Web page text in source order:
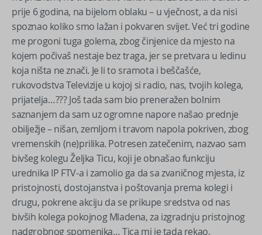
prije 6 godina, na bijelom oblaku – u vječnost, a da nisi
spoznao koliko smo lažan i pokvaren svijet. Već tri godine
me progoni tuga golema, zbog činjenice da mjesto na
kojem počivaš nestaje bez traga, jer se pretvara u ledinu
koja ništa ne znači. Je li to sramota i beščašće,
rukovodstva Televizije u kojoj si radio, nas, tvojih kolega,
prijatelja…??? Još tada sam bio preneražen bolnim
saznanjem da sam uz ogromne napore našao prednje
obilježje – nišan, zemljom i travom napola pokriven, zbog
vremenskih (ne)prilika. Potresen zatečenim, nazvao sam
bivšeg kolegu Željka Ticu, koji je obnašao funkciju
urednika IP FTV-a i zamolio ga da sa zvaničnog mjesta, iz
pristojnosti, dostojanstva i poštovanja prema kolegi i
drugu, pokrene akciju da se prikupe sredstva od nas
bivših kolega pokojnog Mladena, za izgradnju pristojnog
nadgrobnog spomenika… Tica mi je tada rekao,